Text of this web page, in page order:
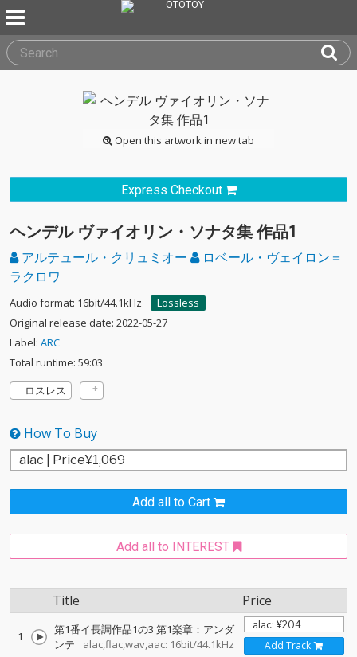
Open this artwork in new tab
Express Checkout
ヘンデル ヴァイオリン・ソナタ集 作品1
アルテュール・クリュミオー
ロベール・ヴェイロン＝
ラクロワ
Audio format: 16bit/44.1kHz
Lossless
Original release date: 2022-05-27
Label: ARC
Total runtime: 59:03
ロスレス
How To Buy
Add all to Cart
Add all to INTEREST
Title Price
1
第1番イ長調作品1の3 第1楽章：アンダ
ンテ
alac,flac,wav,aac: 16bit/44.1kHz Add Track